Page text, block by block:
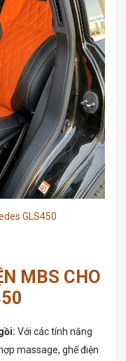
GLS450
MBS CHO
Với các tính năng
massage, ghế điện